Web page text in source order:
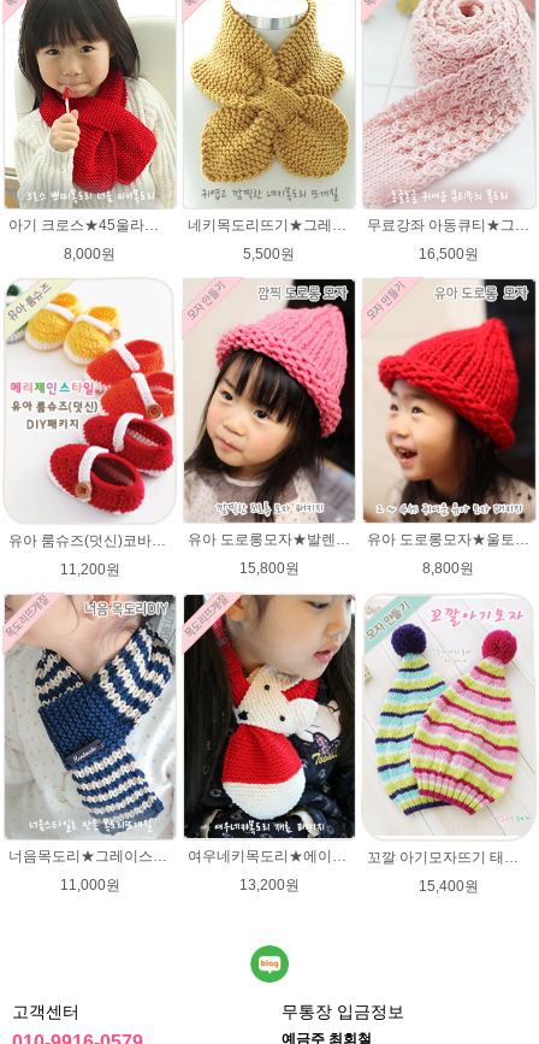
아기 크로스★45울라인 목도리뜨기 쁘띠목도리 너음 미니목도리
8,000원
네키목도리뜨기★그레이스메리노울 미니목도리뜨기
5,500원
무료강좌 아동큐티★그레이스메리노울 뜨개실 유아목도리뜨기 뜨개질
16,500원
유아 룸슈즈(덧신)코바늘뜨기 태교 취미뜨개질 뜨게질 에이미울 뜨개실
11,200원
유아 도로롱모자★발렌타인울 루피망고스타일 모자뜨개질
15,800원
유아 도로롱모자★울토탈 뜨개실 모자뜨기 뜨개질
8,800원
너음목도리★그레이스메리노울 뜨개실 목도리뜨기 뜨개질
11,000원
여우네키목도리★에이미울DIY 재료 패키지/유아목도리뜨기/아기목도리뜨개질/부드러운 베이비뜨개실로 제작 된 태교 손뜨개
13,200원
꼬깔 아기모자뜨기 태교뜨개질 유아모자뜨기 패키지
15,400원
고객센터 무통장 입금정보
예금주 최회철